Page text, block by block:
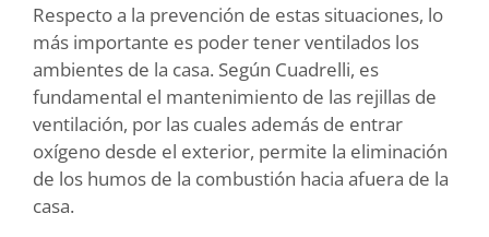
Respecto a la prevención de estas situaciones, lo
más importante es poder tener ventilados los
ambientes de la casa. Según Cuadrelli, es
fundamental el mantenimiento de las rejillas de
ventilación, por las cuales además de entrar
oxígeno desde el exterior, permite la eliminación
de los humos de la combustión hacia afuera de la
casa.